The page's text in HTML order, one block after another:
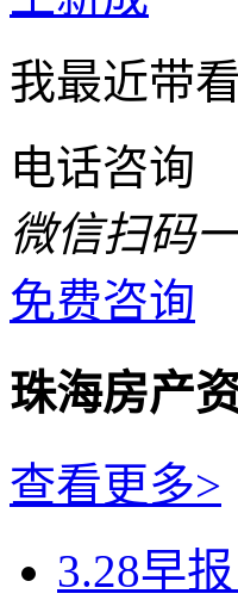
我最近带
电话咨询
微信扫码
免费咨询
珠海房产
查看更多>
3.28早